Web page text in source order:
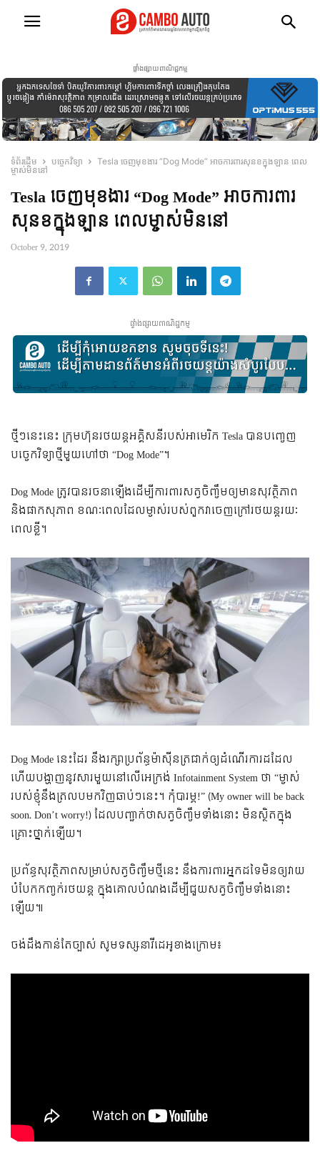
ផ្ទាំងផ្សាយពាណិជ្ជកម្ម
ទំព័រដើម បច្ចេកវិទ្យា
Tesla ចេញមុខងារ “Dog Mode” អាចការពារសុនខក្នុងឡាន ពេល
ម្ចាស់មិននៅ
Tesla ចេញមុខងារ “Dog Mode” អាចការពារ
សុនខក្នុងឡាន ពេលម្ចាស់មិននៅ
October 9, 2019
ផ្ទាំងផ្សាយពាណិជ្ជកម្ម
ថ្មីៗនេះ​នេះ ក្រុមហ៊ុន​រថយន្ត​អគ្គិសនី​របស់​អាមេរិក Tesla បាន​បញ្ចេញ​
បច្ចេកវិទ្យា​ថ្មី​មួយ​ហៅ​ថា “Dog Mode”។
Dog Mode ត្រូវ​បាន​រចនា​ឡើង​ដើម្បី​ការពារ​សត្វ​ចិញ្ចឹម​ឲ្យ​មាន​សុវត្ថិភាព
និង​ផាកសុភាព ខណៈ​ពេល​ដែល​ម្ចាស់​របស់​ពួក​វា​ចេញ​ក្រៅ​រថយន្ត​រយៈ​
ពេល​ខ្លី។
Dog Mode នេះ​ដែរ នឹង​រក្សា​ប្រព័ន្ធ​ម៉ាស៊ីន​ត្រជាក់​ឲ្យ​ដំណើរការ​ដដែល
ហើយ​បង្ហាញ​នូវ​សារ​មួយ​នៅ​លើ​អេក្រង់ Infotainment System ថា “ម្ចាស់​
របស់​ខ្ញុំ​នឹង​ត្រលប​មក​វិញ​ឆាប់ៗ​នេះ។ កុំ​បារម្ភ!” (My owner will be back
soon. Don’t worry!) ដែល​បញ្ជាក់​ថា​សត្វ​ចិញ្ចឹម​ទាំង​នោះ មិន​ស្ថិត​ក្នុង​
គ្រោះថ្នាក់​ឡើយ។
ប្រព័ន្ធ​សុវត្ថិភាព​សម្រាប់​សត្វ​ចិញ្ចឹម​ថ្មី​នេះ នឹង​ការពារ​អ្នក​ដទៃ​មិន​ឲ្យ​វាយ​
បំបែក​កញ្ចក់​រថយន្ត ក្នុង​គោលបំណង​ដើម្បី​ជួយ​សត្វ​ចិញ្ចឹម​ទាំង​នោះ​
ឡើយ៕
ចង់​ដឹង​កាន់​តែ​ច្បាស់ សូម​ទស្សនា​វីដេអូ​ខាង​ក្រោម៖